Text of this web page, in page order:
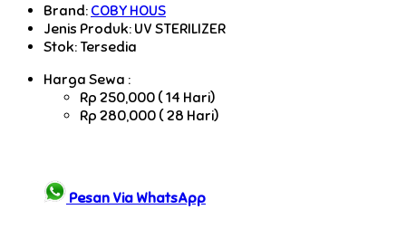
Brand: COBY HOUS
Jenis Produk: UV STERILIZER
Stok: Tersedia
Harga Sewa :
Rp 250,000 ( 14 Hari)
Rp 280,000 ( 28 Hari)
Pesan Via WhatsApp